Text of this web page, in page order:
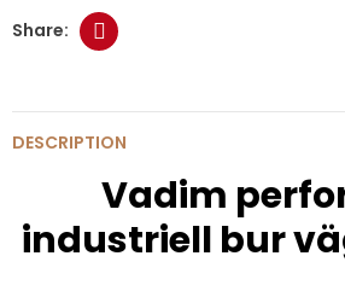
DESCRIPTION
Vadim
industriell bur